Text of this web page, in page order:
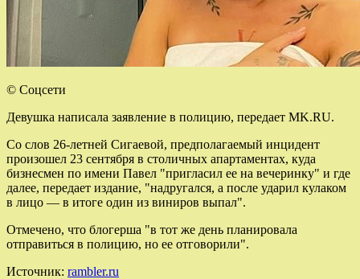
© Соцсети
Девушка написала заявление в полицию, передает MK.RU.
Cо слов 26-летней Сигаевой, предполагаемый инцидент
произошел 23 сентября в столичных апартаментах, куда
бизнесмен по имени Павел "пригласил ее на вечеринку" и где
далее, передает издание, "надругался, а после ударил кулаком
в лицо — в итоге один из виниров выпал".
Отмечено, что блогерша "в тот же день планировала
отправиться в полицию, но ее отговорили".
Источник: rambler.ru